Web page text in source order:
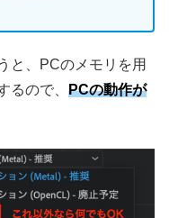
と、PCのメモリを用
るので、 PCの動作が